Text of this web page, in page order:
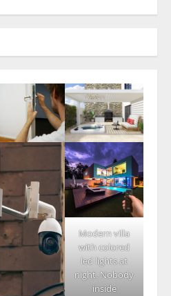
Modern villa
with colored
led lights at
night. Nobody
inside